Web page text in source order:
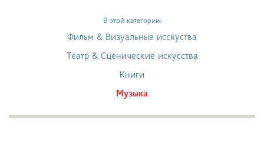
В этой категории:
Фильм & Визуальные исскуства
Театр & Сценические искусства
Книги
Музыка